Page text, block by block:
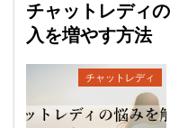
チャットレディ
入を増やす方法
チャットレディ